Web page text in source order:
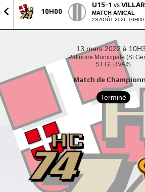
10H00
U15-1 vs
MATCH AMICAL
23 AOÛT 2026 10H00
13 mars 2022 à
Patinoire Municipale (St
ST GERVAIS
Match de
Terminé